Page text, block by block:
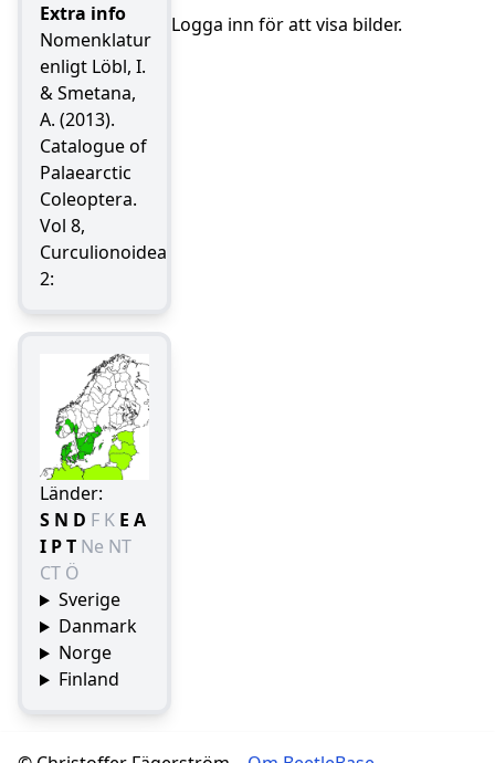
Extra info
Nomenklatur
enligt Löbl, I.
& Smetana,
A. (2013).
Catalogue of
Palaearctic
Coleoptera.
Vol 8,
Curculionoidea
2:
Länder:
S N D F K E A
I PT Ne NT
CT Ö
Sverige
Danmark
Norge
Finland
Logga inn för att visa bilder.